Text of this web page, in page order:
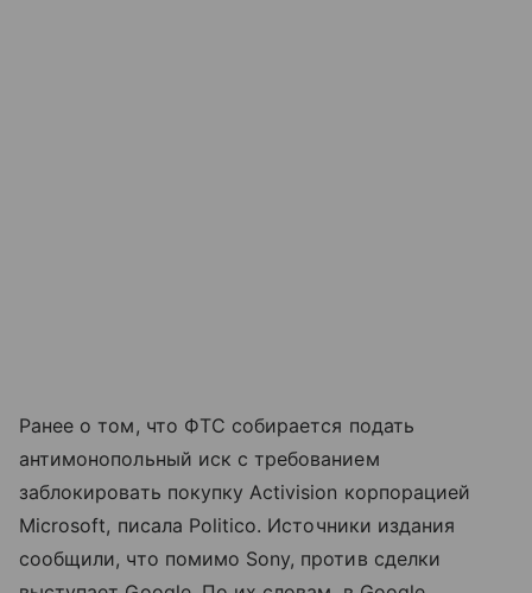
Ранее о том, что ФТС собирается подать
антимонопольный иск с требованием
заблокировать покупку Activision корпорацией
Microsoft, писала Politico. Источники издания
сообщили, что помимо Sony, против сделки